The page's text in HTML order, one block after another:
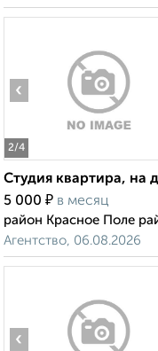
2/4
‹
Студия квартира, на
5 000 ₽ в месяц
район Красное Поле
Агентство, 06.08.2026
‹